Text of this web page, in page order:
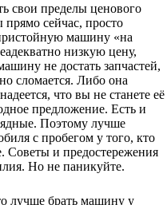
свои пределы ценового
сейчас, просто
машину «на
низкую цену,
не достать запчастей,
сломается. Либо она
что вы не станете её
предложение. Есть и
Поэтому лучше
с пробегом у того, кто
Советы и предостережения
Но не паникуйте.
лучше брать машину у